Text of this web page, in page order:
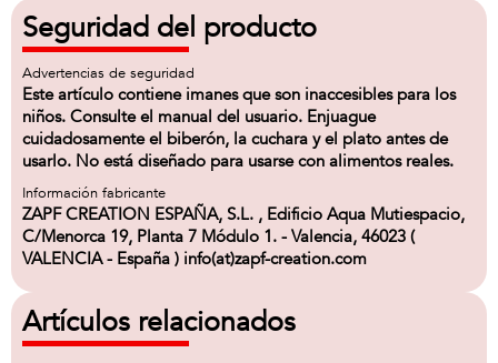
Seguridad del producto
Advertencias de seguridad
Este artículo contiene imanes que son inaccesibles para los
niños. Consulte el manual del usuario. Enjuague
cuidadosamente el biberón, la cuchara y el plato antes de
usarlo. No está diseñado para usarse con alimentos reales.
Información fabricante
ZAPF CREATION ESPAÑA, S.L. , Edificio Aqua Mutiespacio,
C/Menorca 19, Planta 7 Módulo 1. - Valencia, 46023 (
VALENCIA - España ) info(at)zapf-creation.com
Artículos relacionados